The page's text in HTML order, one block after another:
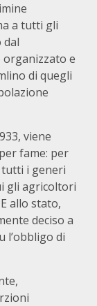
a tutti gli
dal
organizzato e
di quegli
viene
fame: per
tutti i generi
gli agricoltori
allo stato,
deciso a
l’obbligo di